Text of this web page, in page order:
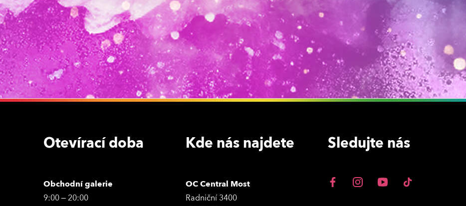
Otevírací doba
Obchodní galerie
9:00 – 20:00
Kde nás najdete
OC Central Most
Radniční 3400
Sledujte nás